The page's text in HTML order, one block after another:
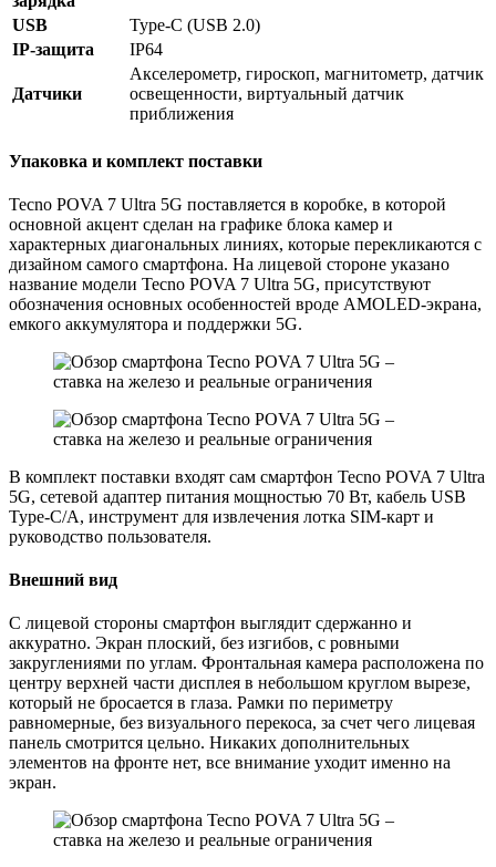
USB
Type-C (USB 2.0)
IP-защита
IP64
Датчики
Акселерометр, гироскоп, магнитометр, датчик
освещенности, виртуальный датчик
приближения
Упаковка и комплект поставки
Tecno POVA 7 Ultra 5G поставляется в коробке, в которой
основной акцент сделан на графике блока камер и
характерных диагональных линиях, которые перекликаются с
дизайном самого смартфона. На лицевой стороне указано
название модели Tecno POVA 7 Ultra 5G, присутствуют
обозначения основных особенностей вроде AMOLED-экрана,
емкого аккумулятора и поддержки 5G.
В комплект поставки входят сам смартфон Tecno POVA 7 Ultra
5G, сетевой адаптер питания мощностью 70 Вт, кабель USB
Type-C/A, инструмент для извлечения лотка SIM-карт и
руководство пользователя.
Внешний вид
С лицевой стороны смартфон выглядит сдержанно и
аккуратно. Экран плоский, без изгибов, с ровными
закруглениями по углам. Фронтальная камера расположена по
центру верхней части дисплея в небольшом круглом вырезе,
который не бросается в глаза. Рамки по периметру
равномерные, без визуального перекоса, за счет чего лицевая
панель смотрится цельно. Никаких дополнительных
элементов на фронте нет, все внимание уходит именно на
экран.